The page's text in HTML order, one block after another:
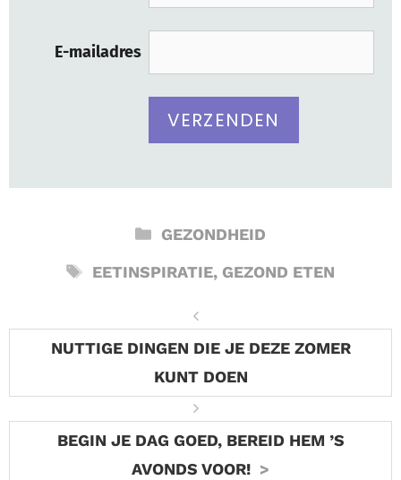
E-mailadres
CATEGORIEËN
GEZONDHEID
TAGS
EETINSPIRATIE, GEZOND ETEN
NUTTIGE DINGEN DIE JE DEZE ZOMER
KUNT DOEN
BEGIN JE DAG GOED, BEREID HEM ’S
AVONDS VOOR!